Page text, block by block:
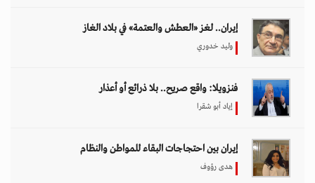
إيران.. لغز «العطش والعتمة» في بلاد الغاز
وليد خدوري
فنزويلا: واقع صريح.. بلا ذرائع أو أعذار
إياد أبو شقرا
إيران بين احتجاجات البقاء للمواطن والنظام
هدى رؤوف